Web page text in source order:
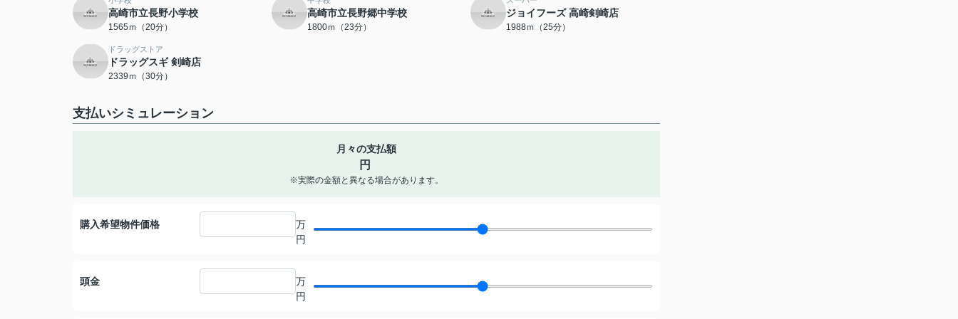
高崎市立長野小学校
1565ｍ（20分）
高崎市立長野郷中学校
1800ｍ（23分）
ジョイフーズ 高崎剣崎店
1988ｍ（25分）
ドラッグストア
ドラッグスギ 剣崎店
2339ｍ（30分）
支払いシミュレーション
月々の支払額
円
※実際の金額と異なる場合があります。
購入希望物件価格
万
円
頭金
万
円